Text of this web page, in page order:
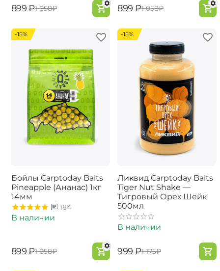
‍899‍ ₽‍1 058‍₽ ‍899‍ ₽‍1 058‍₽
-15%
Бойлы Carptoday Baits
Pineapple (Ананас) 1кг
14мм
184
В наличии
‍899‍ ₽‍1 058‍₽
-15%
Ликвид Carptoday Baits
Tiger Nut Shake —
Тигровый Орех Шейк
500мл
В наличии
‍999‍ ₽‍1 175‍₽